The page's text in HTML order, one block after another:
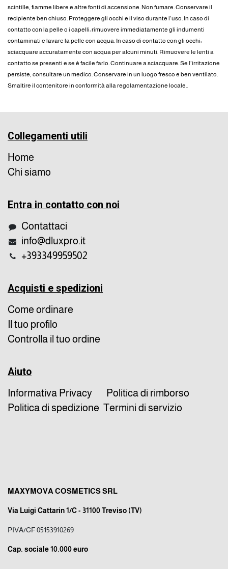
scintille, fiamme libere e altre fonti di accensione. Non fumare. Conservare il
recipiente ben chiuso. Proteggere gli occhi e il viso durante l’uso. In caso di
contatto con la pelle o i capelli: rimuovere immediatamente gli indumenti
contaminati e lavare la pelle con acqua. In caso di contatto con gli occhi:
sciacquare accuratamente con acqua per alcuni minuti. Rimuovere le lenti a
contatto se presenti e se è facile farlo. Continuare a sciacquare. Se l’irritazione
persiste, consultare un medico. Conservare in un luogo fresco e ben ventilato.
Smaltire il contenitore in conformità alla regolamentazione locale..
Collegamenti utili
Home
Chi siamo
Entra in contatto con noi
Contattaci
info@dluxpro.it
+393349959502
Acquisti e spedizioni
Come ordinare
Il tuo profilo
Controlla il tuo ordine
Aiuto
Informativa Privacy
Politica di rimborso
Politica di spedizione Termini di servizio
MAXYMOVA COSMETICS SRL
Via Luigi Cattarin 1/C - 31100 Treviso (TV)
PIVA/CF 05153910269
Cap. sociale 10.000 euro